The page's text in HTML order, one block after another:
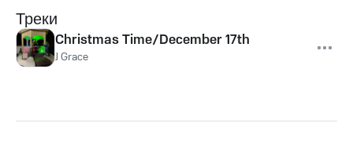
Треки
Christmas Time/December 17th
J Grace